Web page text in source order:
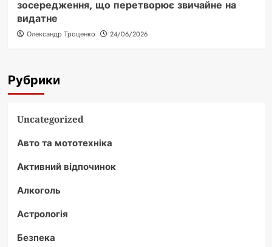
зосередження, що перетворює звичайне на
видатне
Олександр Троценко 24/06/2026
Рубрики
Uncategorized
Авто та мототехніка
Активний відпочинок
Алкоголь
Астрологія
Безпека